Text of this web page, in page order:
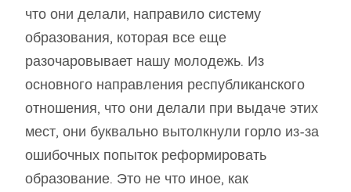
что они делали, направило систему
образования, которая все еще
разочаровывает нашу молодежь. Из
основного направления республиканского
отношения, что они делали при выдаче этих
мест, они буквально вытолкнули горло из-за
ошибочных попыток реформировать
образование. Это не что иное, как